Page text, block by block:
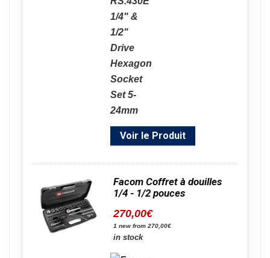
Voir le Produit
Facom Coffret à douilles
1/4 - 1/2 pouces
270,00€
1 new from 270,00€
in stock